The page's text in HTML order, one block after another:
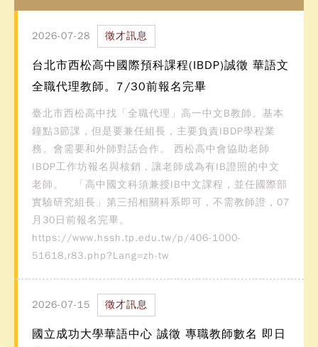
2026-07-28 徵才訊息
台北市西松高中國際預科課程(IBDP)誠徵 華語文
全職代理教師。7/30前報名完畢
臺北市西松高中找「全職代理」高一中文B教師。基本
鐘點3節課，但是要兼任組長，主要負責IBDP學程業
務。會需要和外師對話合作。 西松高中會協助老師
IBDP工作坊報名與核銷，讓老師成為有IB證照的中文
老師。 「高中國文科須兼授IB中文課程，並任國際部
實驗研究組長」第三招相關科系即可，不需教師證，07
月30日前報名完畢。
https://www.hssh.tp.edu.tw/p/406-1000-
51618,r83.php?Lang=zh-tw
2026-07-15 徵才訊息
國立成功大學華語中心 誠徵 專職教師數名 即日